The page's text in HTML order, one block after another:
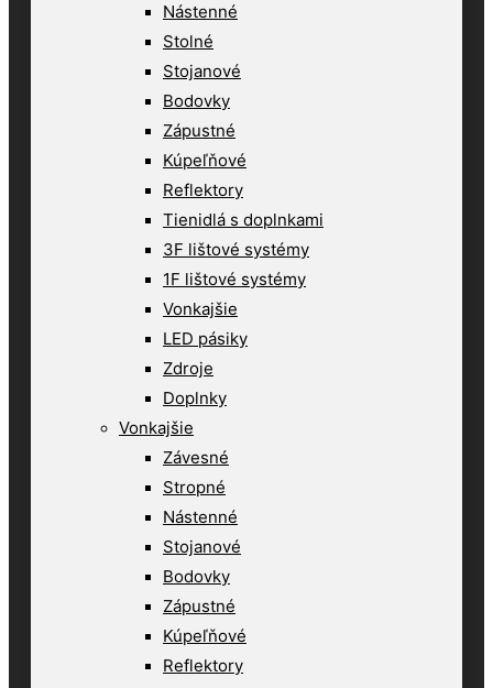
Nástenné
Stolné
Stojanové
Bodovky
Zápustné
Kúpeľňové
Reflektory
Tienidlá s doplnkami
3F lištové systémy
1F lištové systémy
Vonkajšie
LED pásiky
Zdroje
Doplnky
Vonkajšie
Závesné
Stropné
Nástenné
Stojanové
Bodovky
Zápustné
Kúpeľňové
Reflektory